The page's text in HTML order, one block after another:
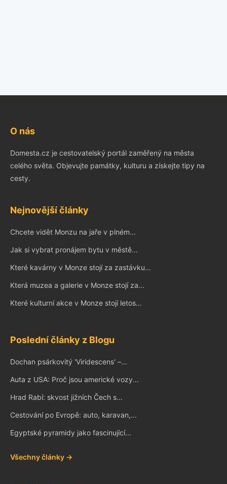
O nás
Domesta.cz je cestovatelský portál zaměřený na města
celého světa. Objevujte památky, kulturu a získejte tipy na
cesty.
Nejnovější články
Chcete vidět Monzu na jaře v plném...
Jak si vybrat pronájem bytu v městě...
Které kavárny v Monze stojí za zastávku...
Která muzea a galerie v Monze stojí za...
Které kulturní akce v Monze stojí letos...
Poslední články z Blogu
Dochan psárkovitý 'Viridescens' –...
Auta z USA: Proč jsou americké vozy...
Hrad Rabí: skvost jižních Čech s...
Cestování po Evropě: auto, karavan,...
Egyptské pyramidy jako fascinující...
Všechny články →